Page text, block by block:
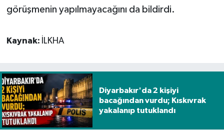
görüşmenin yapılmayacağını da bildirdi.
Kaynak: İLKHA
Diyarbakır'da 2 kişiyi
bacağından vurdu; Kıskıvrak
yakalanıp tutuklandı